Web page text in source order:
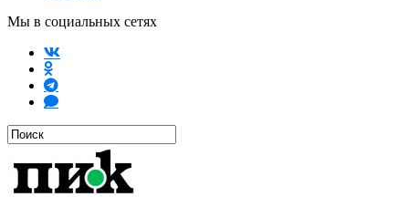
Мы в социальных сетях